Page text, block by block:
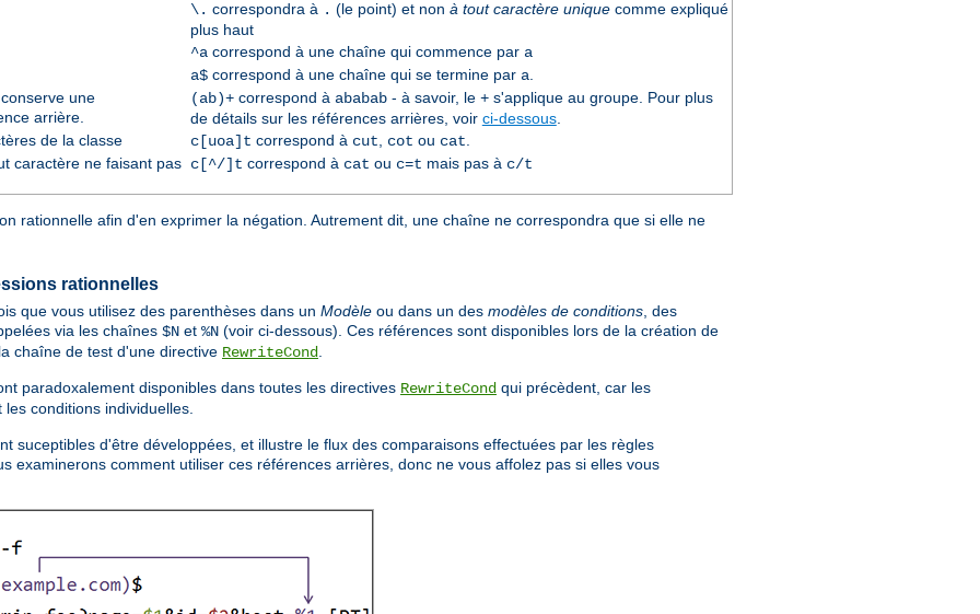
\. correspondra à . (le point) et non à tout caractère uniquecomme expliqué
plus haut
^acorrespond à une chaîne qui commence par a
a$correspond à une chaîne qui se termine par a.
une
arrière.
(ab)+correspond à ababab- à savoir, le +s'applique au groupe. Pour plus
de détails sur les références arrières, voir ci-dessous.
de la classe
c[uoa]t correspond à cut, cot ou cat.
caractère ne faisant pas c[^/]t correspond à cat ou c=t mais pas à c/t
rationnelle afin d'en exprimer la négation. Autrement dit, une chaîne ne correspondra que si elle ne
rationnelles
que vous utilisez des parenthèses dans un Modèle ou dans un des modèles de conditions, des
via les chaînes $N et %N (voir ci-dessous). Ces références sont disponibles lors de la création de
chaîne de test d'une directive RewriteCond.
paradoxalement disponibles dans toutes les directives RewriteCond qui précèdent, car les
conditions individuelles.
suceptibles d'être développées, et illustre le flux des comparaisons effectuées par les règles
examinerons comment utiliser ces références arrières, donc ne vous affolez pas si elles vous